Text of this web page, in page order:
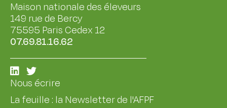
Maison nationale des éleveurs
149 rue de Bercy
75595 Paris Cedex 12
07.69.81.16.62
Nous écrire
La feuille : la Newsletter de l'AFPF